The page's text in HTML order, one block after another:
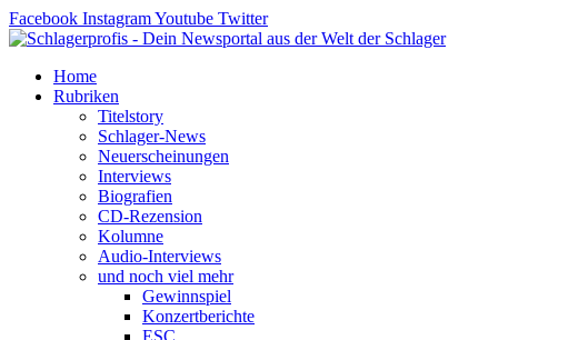
Zum
Inhalt
Facebook InstagramYoutube Twitter
Home
Rubriken
Titelstory
Schlager-News
Neuerscheinungen
Interviews
Biografien
CD-Rezension
Kolumne
Audio-Interviews
und noch viel mehr
Gewinnspiel
Konzertberichte
ESC